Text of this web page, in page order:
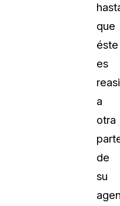
que
éste
es
a
otra
de
su